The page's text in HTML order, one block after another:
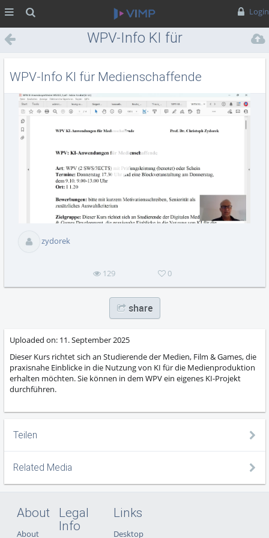
Login
WPV-Info KI für
Medienschaffende
WPV-Info KI für Medienschaffende
zydorek
129 0
share
Uploaded on: 11. September 2025
Dieser Kurs richtet sich an Studierende der Medien, Film & Games, die
praxisnahe Einblicke in die Nutzung von KI für die Medienproduktion
erhalten möchten. Sie können in dem WPV ein eigenes KI-Projekt
durchführen.
Teilen
Related Media
About
About
Legal
Info
Links
Desktop